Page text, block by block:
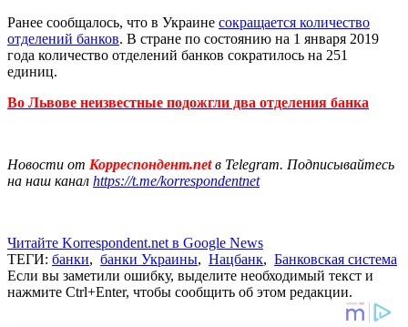
Ранее сообщалось, что в Украине сокращается количество
отделений банков. В стране по состоянию на 1 января 2019
года количество отделений банков сократилось на 251
единиц.
Во Львове неизвестные подожгли два отделения банка
Новости от Корреспондент.netв Telegram. Подписывайтесь
на наш канал https://t.me/korrespondentnet
Читайте Korrespondent.net в Google News
ТЕГИ: банки, банки Украины, Нацбанк, Банковская система
Если вы заметили ошибку, выделите необходимый текст и
нажмите Ctrl+Enter, чтобы сообщить об этом редакции.